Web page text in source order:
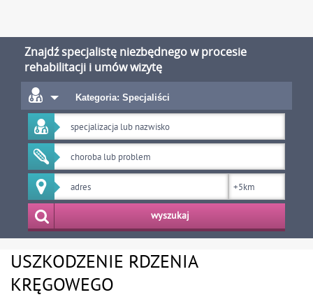
Znajdź specjalistę niezbędnego w procesie
rehabilitacji i umów wizytę
Kategoria: Specjaliści
wyszukaj
USZKODZENIE RDZENIA
KRĘGOWEGO